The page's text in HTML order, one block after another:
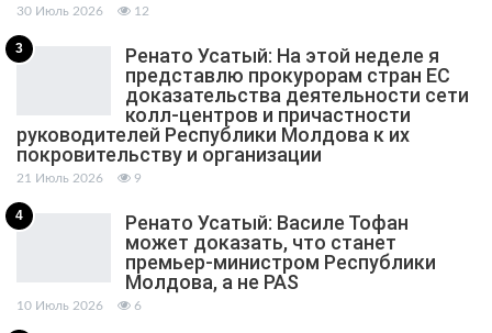
30 Июль 2026 12
3
Ренато Усатый: На этой неделе я
представлю прокурорам стран ЕС
доказательства деятельности сети
колл-центров и причастности
руководителей Республики Молдова к их
покровительству и организации
21 Июль 2026 9
4
Ренато Усатый: Василе Тофан
может доказать, что станет
премьер-министром Республики
Молдова, а не PAS
10 Июль 2026 6